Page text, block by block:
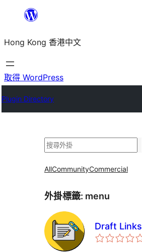
主
要
內
Hong Kong 香港中文
取得 WordPress
Plugin Directory
搜
AllCommunityCommercial
外掛標籤: menu
Draft Links